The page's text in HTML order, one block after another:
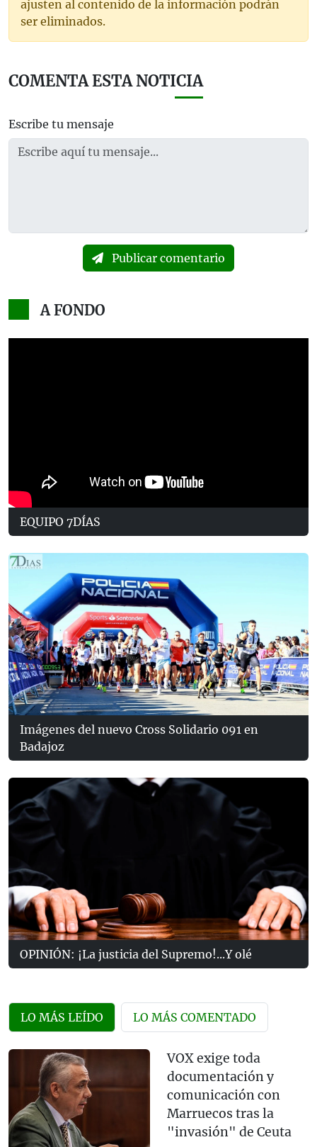
ajusten al contenido de la información podrán
ser eliminados.
COMENTA ESTA NOTICIA
Escribe tu mensaje
Publicar comentario
A FONDO
EQUIPO 7DÍAS
Imágenes del nuevo Cross Solidario 091 en
Badajoz
OPINIÓN: ¡La justicia del Supremo!...Y olé
LO MÁS LEÍDO LO MÁS COMENTADO
VOX exige toda
documentación y
comunicación con
Marruecos tras la
"invasión" de Ceuta